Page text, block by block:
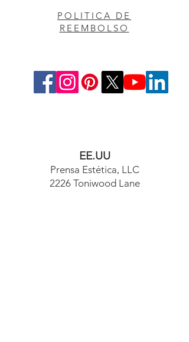
POLITICA DE
REEMBOLSO
EE.UU
Prensa Estética, LLC
2226 Toniwood Lane